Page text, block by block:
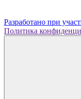
Разработано при
Политика